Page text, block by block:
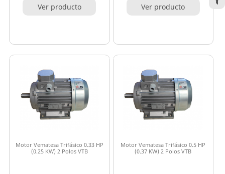
Ver producto Ver producto
Motor Vematesa Trifásico 0.33 HP
(0.25 KW) 2 Polos VTB
Motor Vematesa Trifásico 0.5 HP
(0.37 KW) 2 Polos VTB